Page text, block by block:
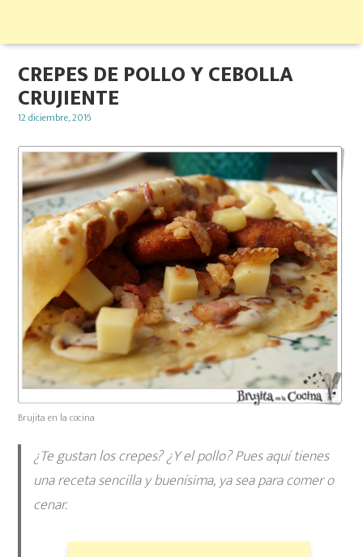
CREPES DE POLLO Y CEBOLLA
CRUJIENTE
Posted
12 diciembre, 2016
Brujita en la cocina
¿Te gustan los crepes? ¿Y el pollo? Pues aquí tienes
una receta sencilla y buenísima, ya sea para comer o
cenar.